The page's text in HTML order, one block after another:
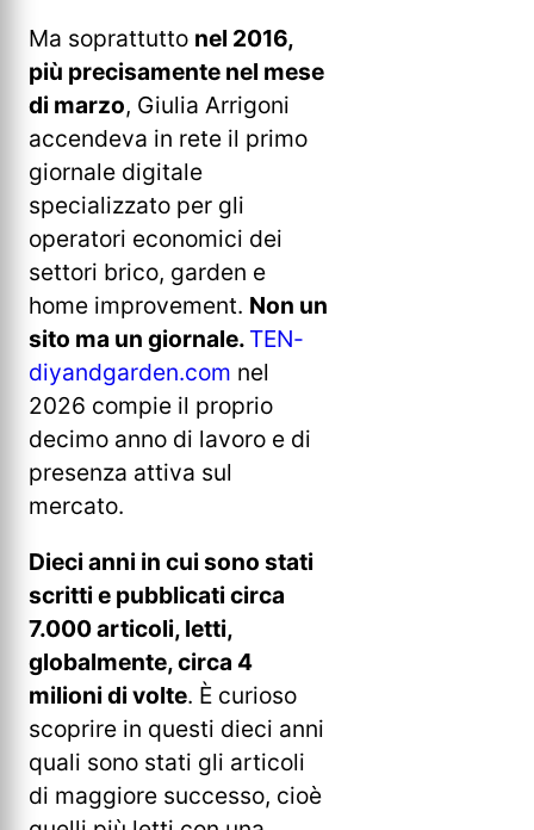
Ma soprattutto nel 2016,
più precisamente nel mese
di marzo, Giulia Arrigoni
accendeva in rete il primo
giornale digitale
specializzato per gli
operatori economici dei
settori brico, garden e
home improvement. Non un
sito ma un giornale. TEN-
diyandgarden.com nel
2026 compie il proprio
decimo anno di lavoro e di
presenza attiva sul
mercato.
Dieci anni in cui sono stati
scritti e pubblicati circa
7.000 articoli, letti,
globalmente, circa 4
milioni di volte. È curioso
scoprire in questi dieci anni
quali sono stati gli articoli
di maggiore successo, cioè